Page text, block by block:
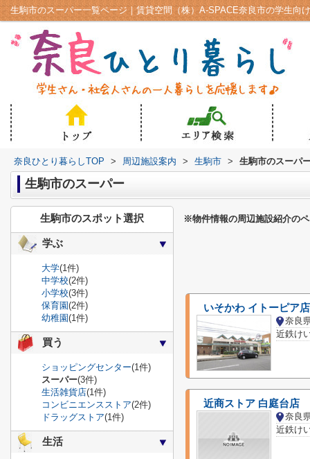
生駒市のスーパー一覧ページ｜賃貸空間（株）A-SPACE奈良市の学生向
奈良ひとり暮らしTOP > 周辺施設案内 > 生駒市 > 生駒市のスーパ
生駒市のスーパー
※物件情報の周辺施設紹介の
いそかわ イトーピア店
奈良
近商ストア 白庭台店
奈良
近鉄け
生駒市のスポット選択
学ぶ
大学(1件)
中学校(2件)
小学校(3件)
保育園(2件)
幼稚園(1件)
買う
ショッピングセンター(1件)
スーパー(3件)
生活雑貨店(1件)
コンビニエンスストア(2件)
ドラッグストア(1件)
生活